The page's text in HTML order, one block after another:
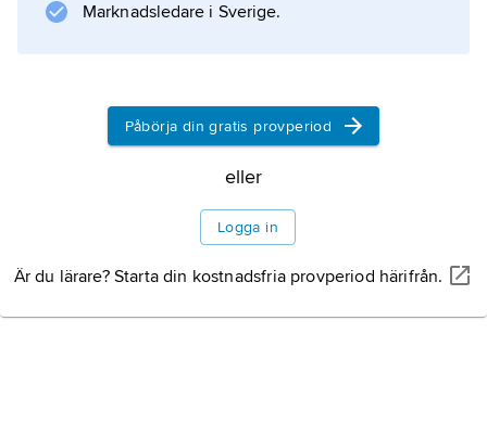
Marknadsledare i Sverige.
Påbörja din gratis provperiod
eller
Logga in
Är du lärare? Starta din kostnadsfria provperiod härifrån.